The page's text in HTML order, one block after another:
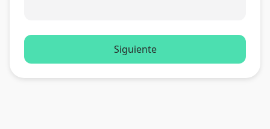
Siguiente